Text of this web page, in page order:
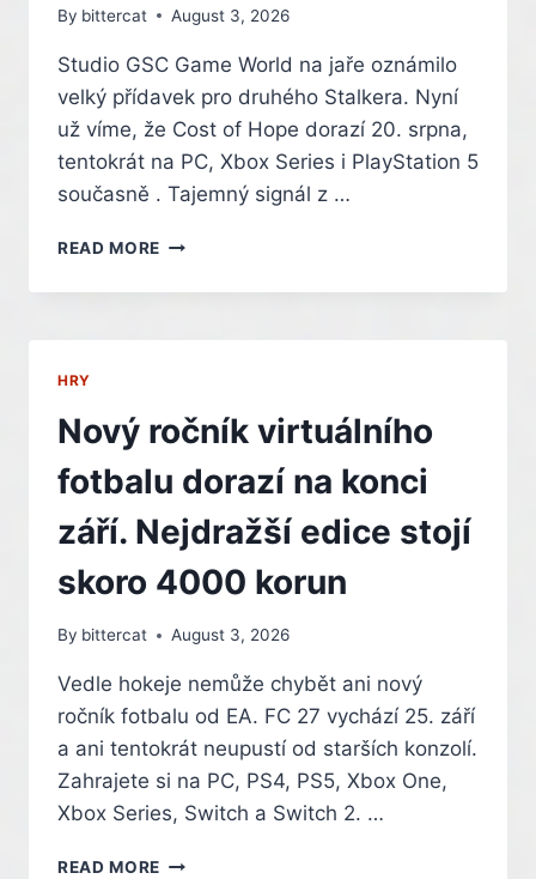
By bittercat August 3, 2026
Studio GSC Game World na jaře oznámilo
velký přídavek pro druhého Stalkera. Nyní
už víme, že Cost of Hope dorazí 20. srpna,
tentokrát na PC, Xbox Series i PlayStation 5
současně . Tajemný signál z …
READ MORE S.T.A.L.K.E.R.
DOSTANE
PŘÍDAVEK.
UPDATE
HRU
PŘESUNE
NA
NOVĚJŠÍ
VERZI
HRY
Nový ročník virtuálního
fotbalu dorazí na konci
září. Nejdražší edice stojí
skoro 4000 korun
By bittercat August 3, 2026
Vedle hokeje nemůže chybět ani nový
ročník fotbalu od EA. FC 27 vychází 25. září
a ani tentokrát neupustí od starších konzolí.
Zahrajete si na PC, PS4, PS5, Xbox One,
Xbox Series, Switch a Switch 2. …
READ MORE NOVÝ